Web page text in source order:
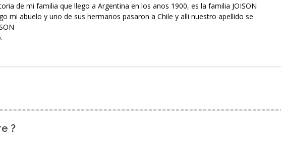
de mi familia que llego a Argentina en los anos 1900, es la familia JOISON
mi abuelo y uno de sus hermanos pasaron a Chile y alli nuestro apellido se
?